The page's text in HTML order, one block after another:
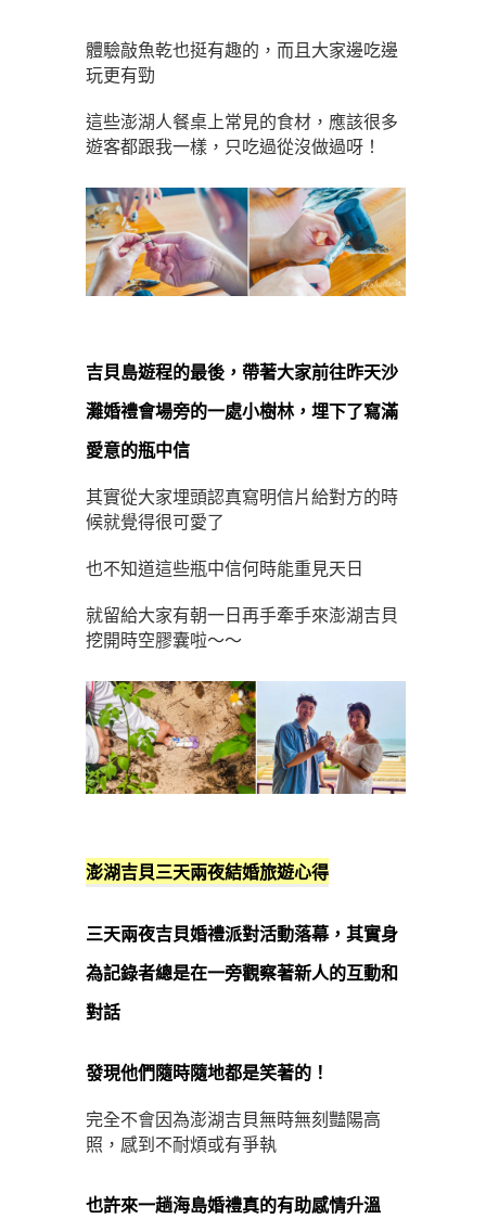
體驗敲魚乾也挺有趣的，而且大家邊吃邊
玩更有勁
這些澎湖人餐桌上常見的食材，應該很多
遊客都跟我一樣，只吃過從沒做過呀！
吉貝島遊程的最後，帶著大家前往昨天沙
灘婚禮會場旁的一處小樹林，埋下了寫滿
愛意的瓶中信
其實從大家埋頭認真寫明信片給對方的時
候就覺得很可愛了
也不知道這些瓶中信何時能重見天日
就留給大家有朝一日再手牽手來澎湖吉貝
挖開時空膠囊啦～～
澎湖吉貝三天兩夜結婚旅遊心得
三天兩夜吉貝婚禮派對活動落幕，其實身
為記錄者總是在一旁觀察著新人的互動和
對話
發現他們隨時隨地都是笑著的！
完全不會因為澎湖吉貝無時無刻豔陽高
照，感到不耐煩或有爭執
也許來一趟海島婚禮真的有助感情升溫